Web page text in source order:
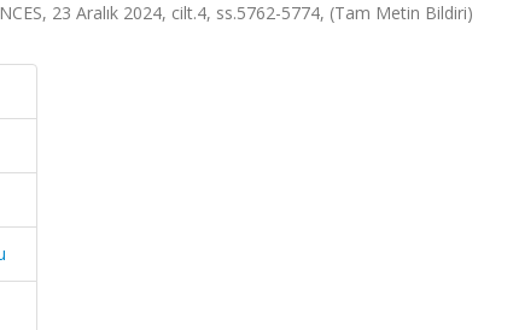
23 Aralık 2024, cilt.4, ss.5762-5774, (Tam Metin Bildiri)